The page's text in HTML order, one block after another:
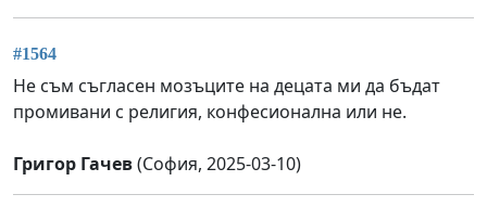
#1564
Не съм съгласен мозъците на децата ми да бъдат
промивани с религия, конфесионална или не.
Григор Гачев(София, 2025-03-10)